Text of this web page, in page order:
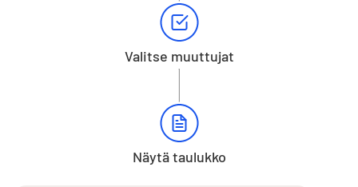
Valitse muuttujat
Näytä taulukko